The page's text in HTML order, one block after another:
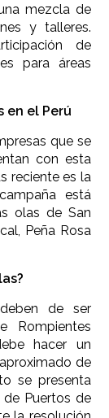
mezcla de
y talleres.
de
para áreas
en el Perú
que se
con esta
reciente es la
está
olas de San
Peña Rosa
de ser
Rompientes
hacer un
de
se presenta
de Puertos de